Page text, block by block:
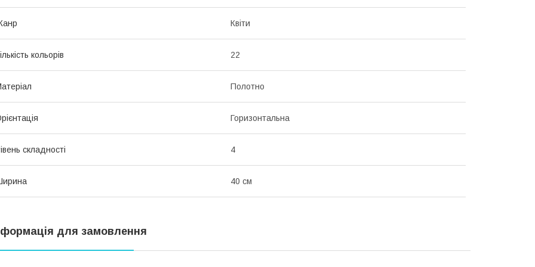
Квіти
кольорів 22
Полотно
Горизонтальна
складності 4
40 см
для замовлення